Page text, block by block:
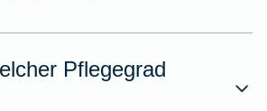
Pflegegrad